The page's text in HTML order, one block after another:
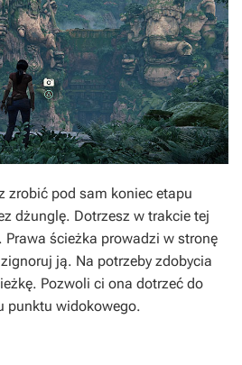
zrobić pod sam koniec etapu
dżunglę. Dotrzesz w trakcie tej
ścieżka prowadzi w stronę
ją. Na potrzeby zdobycia
Pozwoli ci ona dotrzeć do
punktu widokowego.